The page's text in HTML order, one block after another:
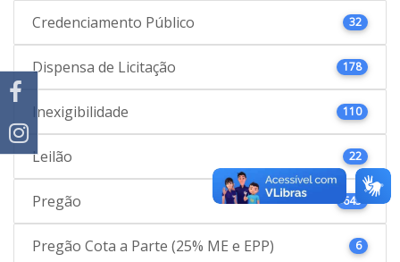
Credenciamento Público 32
Dispensa de Licitação 178
Inexigibilidade 110
Leilão 22
Pregão 645
Pregão Cota a Parte (25% ME e EPP) 6